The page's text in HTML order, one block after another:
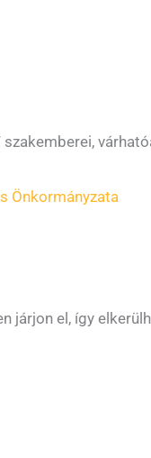
Önkormányzata
járjon el, így